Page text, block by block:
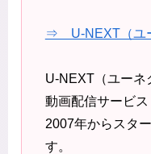
⇒ U-NEXT（ユ
U-NEXT（ユーネ
動画配信サービス
2007年からスタ
す。